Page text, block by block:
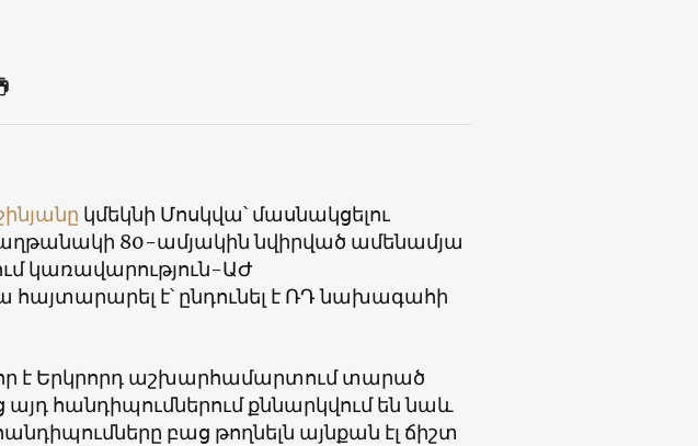
կմեկնի Մոսկվա՝ մասնակցելու
80-ամյակին նվիրված ամենամյա
կառավարություն-ԱԺ
է՝ ընդունել է ՌԴ նախագահի
է Երկրորդ աշխարհամարտում տարած
հանդիպումներում քննարկվում են նաև
բաց թողնելն այնքան էլ ճիշտ